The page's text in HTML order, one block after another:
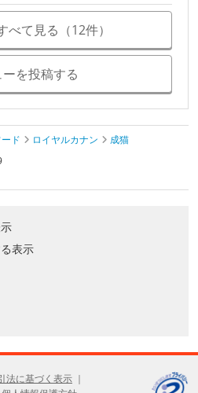
べて見る（12件）
ーを投稿する
ド ロイヤルカナン
成猫
表示
法に基づく表示